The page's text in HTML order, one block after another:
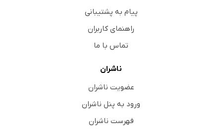
پیام به پشتیبانی
راهنمای کاربران
تماس با ما
ناشران
عضویت ناشران
ورود به پنل ناشران
فهرست ناشران